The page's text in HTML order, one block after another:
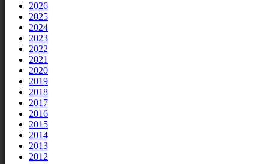
2026
2025
2024
2023
2022
2021
2020
2019
2018
2017
2016
2015
2014
2013
2012